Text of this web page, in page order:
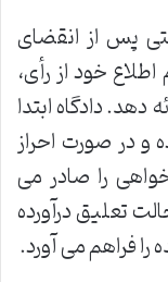
پس از انقضای
عدم اطلاع خود از رأی،
دادگاه ابتدا
و در صورت احراز
را صادر می
تعلیق درآورده
فراهم می آورد.